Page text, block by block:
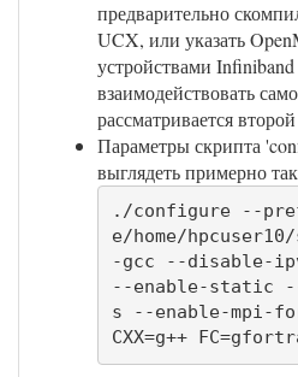
предварительно
UCX, или указать
устройствами
взаимодействовать
рассматривается
Параметры скрипта
выглядеть примерно
./configure --
e/home/
-gcc --disable-
--enable-static
s --enable-mpi-
CXX=g++